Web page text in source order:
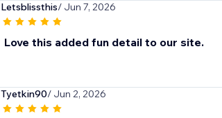
Letsblissthis/ Jun 7, 2026
Love this added fun detail to our site.
Tyetkin90/ Jun 2, 2026